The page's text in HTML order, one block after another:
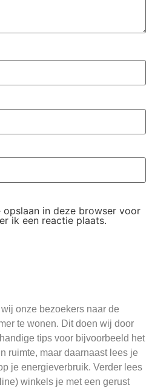
opslaan in deze browser voor
ik een reactie plaats.
onze bezoekers naar de
te wonen. Dit doen wij door
tips voor bijvoorbeeld het
ruimte, maar daarnaast lees je
je energieverbruik. Verder lees
winkels je met een gerust